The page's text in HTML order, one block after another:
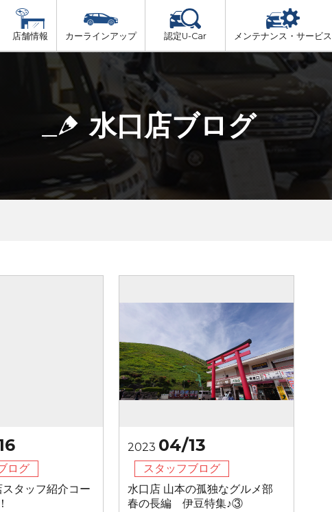
店舗情報
覧 大津市内
湖東地域
東近江地域
カーラインアップ 認定U-Car メンテナンス・サービス
ス 車検（法定24か月点検）
法定 12ヶ月 点検
6ヶ月ごとの セーフティ チェック
車検 3ヶ月前 無料診断
水口店ブログ
ログ
タッフ紹介コー
2023 04/13
スタッフブログ
水口店 山本の孤独なグルメ部
春の長編 伊豆特集♪③